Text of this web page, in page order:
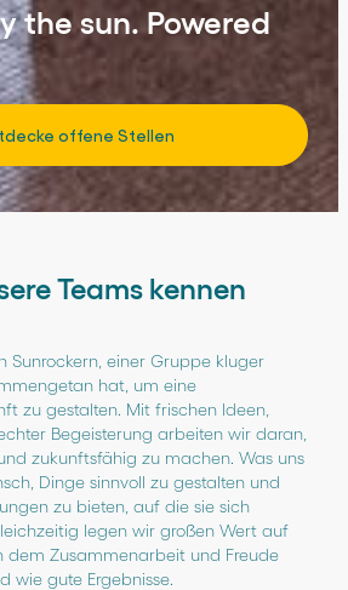
the sun. Powered
offene Stellen
Teams kennen
Sunrockern, einer Gruppe kluger
hat, um eine
zu gestalten. Mit frischen Ideen,
Begeisterung arbeiten wir daran,
zukunftsfähig zu machen. Was uns
Dinge sinnvoll zu gestalten und
zu bieten, auf die sie sich
legen wir großen Wert auf
dem Zusammenarbeit und Freude
wie gute Ergebnisse.